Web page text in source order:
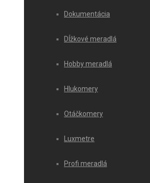
Dokumentácia
Dĺžkové meradlá
Hobby meradlá
Hlukomery
Otáčkomery
Luxmetre
Profi meradlá